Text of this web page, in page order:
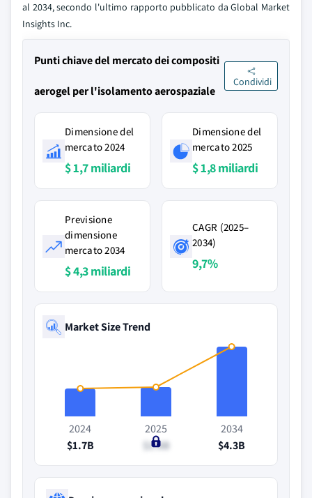
al 2034, secondo l'ultimo rapporto pubblicato da Global Market
Insights Inc.
Punti chiave del mercato dei compositi
aerogel per l'isolamento aerospaziale
Condividi
Dimensione del
mercato 2024
$ 1,7 miliardi
Dimensione del
mercato 2025
$ 1,8 miliardi
Previsione
dimensione
mercato 2034
$ 4,3 miliardi
CAGR (2025–
2034)
9,7%
Market Size Trend
2024
$1.7B
2025
$1.8B
2034
$4.3B